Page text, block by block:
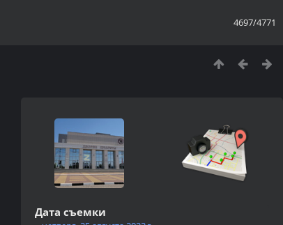
4697/4771
Дата съемки